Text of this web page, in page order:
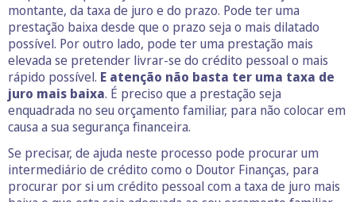
montante, da taxa de juro e do prazo. Pode ter uma
prestação baixa desde que o prazo seja o mais dilatado
possível. Por outro lado, pode ter uma prestação mais
elevada se pretender livrar-se do crédito pessoal o mais
rápido possível. E atenção não basta ter uma taxa de
juro mais baixa. É preciso que a prestação seja
enquadrada no seu orçamento familiar, para não colocar em
causa a sua segurança financeira.
Se precisar, de ajuda neste processo pode procurar um
intermediário de crédito como o Doutor Finanças, para
procurar por si um crédito pessoal com a taxa de juro mais